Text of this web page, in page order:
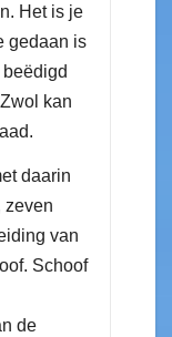
Het is je
gedaan is
kan
daarin
zeven
van
Schoof
de